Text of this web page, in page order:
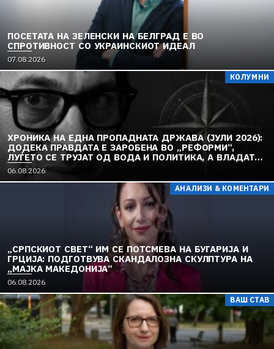
ПОСЕТАТА НА ЗЕЛЕНСКИ НА БЕЛГРАД Е ВО
СПРОТИВНОСТ СО УКРАИНСКИОТ ИДЕАЛ
07.08.2026
КОЛУМНИ
ХРОНИКА НА ЕДНА ПРОПАДНАТА ДРЖАВА (ЈУЛИ 2026):
ДОДЕКА ПРАВДАТА Е ЗАРОБЕНА ВО „РЕФОРМИ“,
ЛУЃЕТО СЕ ТРУЈАТ ОД ВОДА И ПОЛИТИКА, А ВЛАДАТА
И ОПОЗИЦИЈАТА СЕ „РЕКОНСТРУИРААТ“ – ЗЕМЈАТА
ТОНЕ ВО „ДОСТОИНСТВО“ И МОЛЧИ ПРЕД УКРАИНА
06.08.2026
АНАЛИЗИ & КОМЕНТАРИ
„СРПСКИОТ СВЕТ“ ИМ СЕ ПОТСМЕВА НА БУГАРИЈА И
ГРЦИЈА: ПОДГОТВУВА СКАНДАЛОЗНА СКУЛПТУРА НА
„МАЈКА МАКЕДОНИЈА“
06.08.2026
ВАШ СТАВ